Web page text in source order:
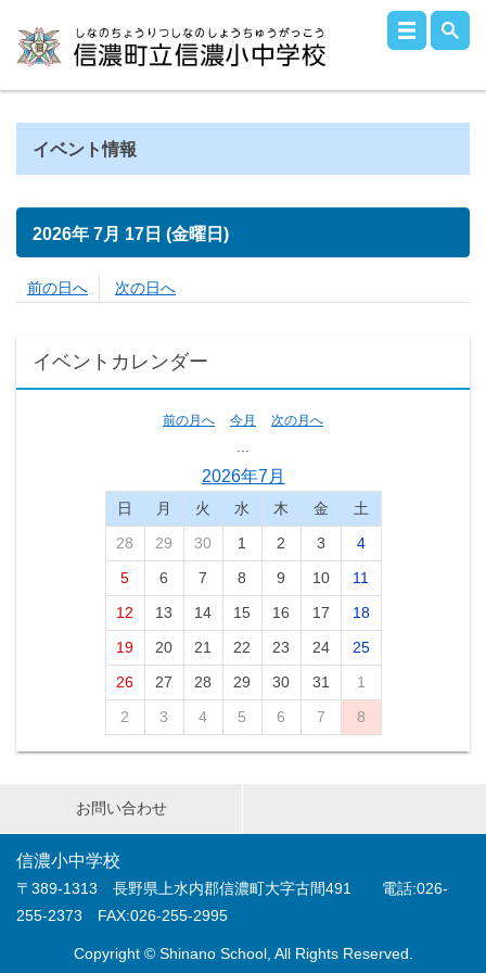
イベント情報
2026年 7月 17日 (金曜日)
前の日へ 次の日へ
イベントカレンダー
前の月へ 今月 次の月へ
2026年7月
日 月 火 水 木 金
土
28
29 30 1 2 3
4
5
6 7 8 9 10
11
12
13 14 15 16 17
18
19
20 21 22 23 24
25
26
27 28 29 30 31
1
2
3 4 5 6 7 8
お問い合わせ
信濃小中学校
〒389-1313 長野県上水内郡信濃町大字古間491 電話:026-
255-2373 FAX:026-255-2995
Copyright © Shinano School, All Rights Reserved.